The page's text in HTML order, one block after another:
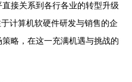
接关系到各行各业的转型升级
计算机软硬件研发与销售的企
略，在这一充满机遇与挑战的